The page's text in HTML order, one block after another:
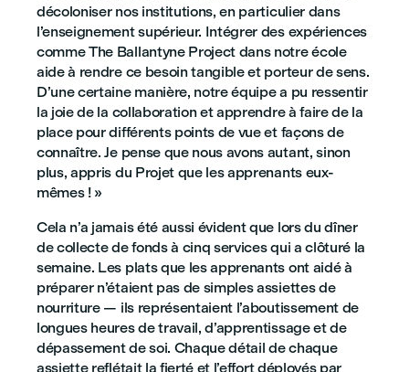
décoloniser nos institutions, en particulier dans
l’enseignement supérieur. Intégrer des expériences
comme The Ballantyne Project dans notre école
aide à rendre ce besoin tangible et porteur de sens.
D’une certaine manière, notre équipe a pu ressentir
la joie de la collaboration et apprendre à faire de la
place pour différents points de vue et façons de
connaître. Je pense que nous avons autant, sinon
plus, appris du Projet que les apprenants eux-
mêmes ! »
Cela n’a jamais été aussi évident que lors du dîner
de collecte de fonds à cinq services qui a clôturé la
semaine. Les plats que les apprenants ont aidé à
préparer n’étaient pas de simples assiettes de
nourriture — ils représentaient l’aboutissement de
longues heures de travail, d’apprentissage et de
dépassement de soi. Chaque détail de chaque
assiette reflétait la fierté et l’effort déployés par